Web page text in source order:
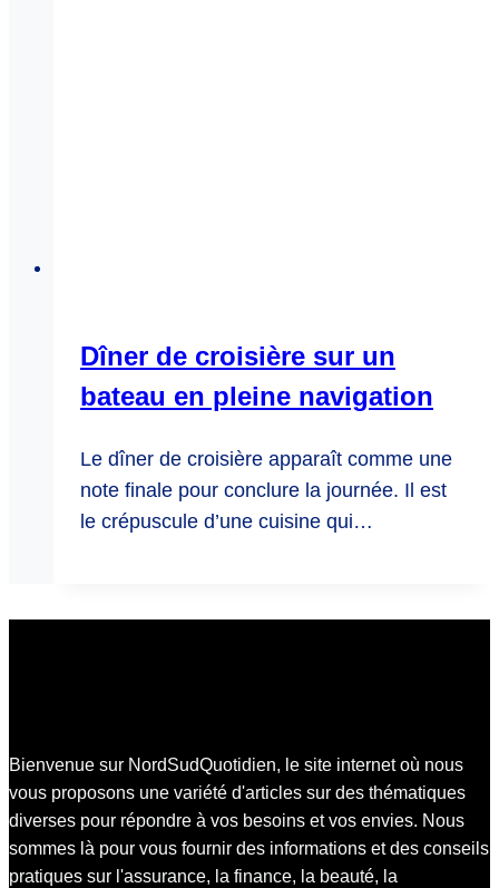
Dîner de croisière sur un
bateau en pleine navigation
Le dîner de croisière apparaît comme une
note finale pour conclure la journée. Il est
le crépuscule d’une cuisine qui…
Bienvenue sur NordSudQuotidien, le site internet où nous
vous proposons une variété d'articles sur des thématiques
diverses pour répondre à vos besoins et vos envies. Nous
sommes là pour vous fournir des informations et des conseils
pratiques sur l'assurance, la finance, la beauté, la